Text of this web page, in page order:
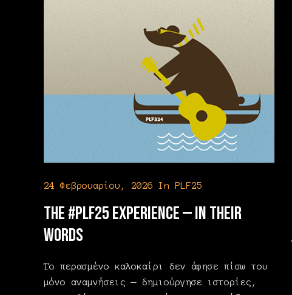
24 Φεβρουαρίου, 2026 In PLF25
The #PLF25 Experience — In Their
Words
Το περασμένο καλοκαίρι δεν άφησε πίσω του
μόνο αναμνήσεις — δημιούργησε ιστορίες,